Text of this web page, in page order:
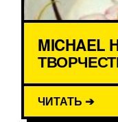
MICHAEL
ЧИТАТЬ ➔